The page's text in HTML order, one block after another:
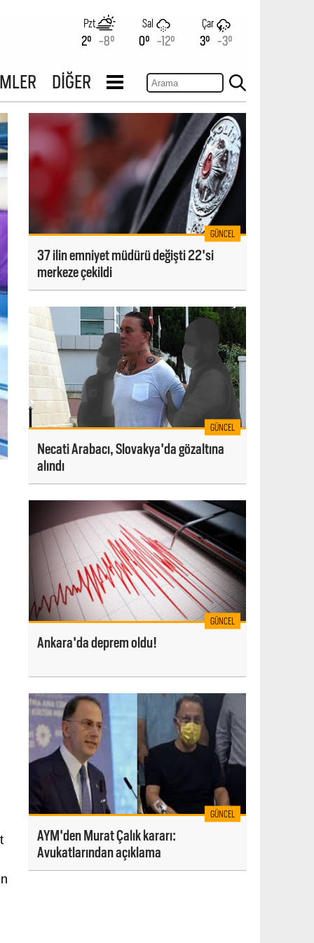
Pzt
2° -8°
Sal
0° -12°
Çar
3° -3°
DİĞER
GÜNCEL
37 ilin emniyet müdürü değişti 22'si
merkeze çekildi
GÜNCEL
Necati Arabacı, Slovakya'da gözaltına
alındı
GÜNCEL
Ankara'da deprem oldu!
GÜNCEL
AYM'den Murat Çalık kararı:
Avukatlarından açıklama